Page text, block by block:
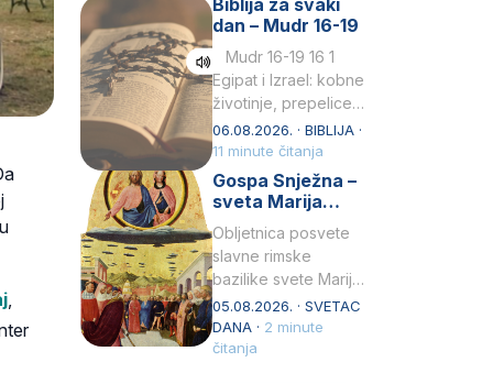
,
Petar u svojoj
drugoj…
Biblija za svaki
dan – Mudr 16-19
Mudr 16-19 16 1
Egipat i Izrael: kobne
životinje, prepelice
Zato bijahu
primjereno kažnjeni
sličnim životinjamai
mučeni mnoštvom
06.08.2026. · BIBLIJA ·
11 minute čitanja
Gospa Snježna –
sveta Marija
Velika, zaštitnica
rimske bazilike
Obljetnica posvete
slavne rimske
bazilike svete Marije
Velike (Santa Maria
Maggiore) u narodu
se slavi kao Gospa
05.08.2026. · SVETAC
DANA · 2 minute
čitanja